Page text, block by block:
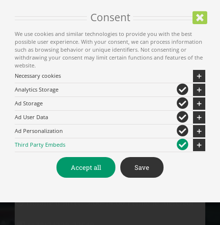
L’origine de nom «Roussano» n’est pas éclaircie.
Plusieurs hypothèses furent avancées dont la
plupart ne semblent pas correspondre à la
réalité. Vraisemblablement, ce nom est du au
l’église initiale (XIV/XVe siècle). Des documents
officiels et des textes en font mention dès la
troisième décennie du XVIe siècle, ce qui signifie
Horaire d’été: 9:00-17:00 Fermé le Mercredi
Horaire d’hiver: 9:00-14:00 Fermé le Mercredi
Consent
We use cookies and similar technologies to provide you with the best
possible user experience. With your consent, we can process information
such as browsing behavior or unique identifiers. Not consenting or
withdrawing your consent may limit certain functions and features of the
website.
Necessary cookies
Analytics Storage
Ad Storage
Ad User Data
Ad Personalization
Third Party Embeds
Accept all Save